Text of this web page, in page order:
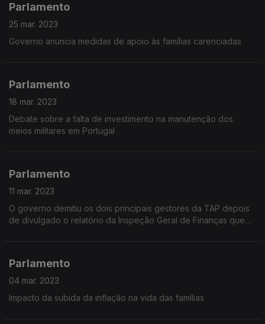
Parlamento
25 mar. 2023
Governo anuncia medidas de apoio às famílias carenciadas
Parlamento
18 mar. 2023
Debate sobre a falta de investimento na manutenção dos
meios militares em Portugal
Parlamento
11 mar. 2023
O governo demitiu os dois principais gestores da TAP depois
de divulgado o relatório da Inspeção Geral de Finanças que
Parlamento
04 mar. 2023
Impacto da subida da inflação na vida das famílias